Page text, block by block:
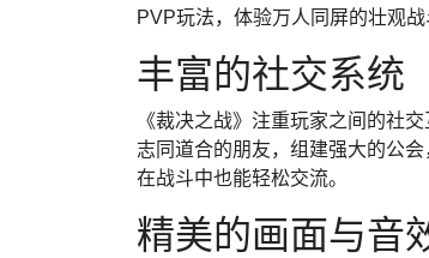
PVP玩法，体验万人同屏的壮观战
丰富的社交系统
《裁决之战》注重玩家之间的社
志同道合的朋友，组建强大的公
在战斗中也能轻松交流。
精美的画面与音